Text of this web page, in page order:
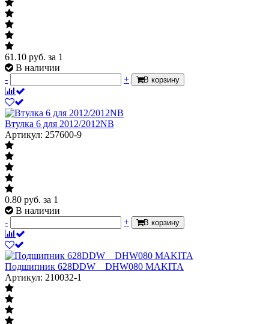
61.10 руб. за 1
В наличии
-
+ В корзину
Втулка 6 для 2012/2012NB
Артикул: 257600-9
0.80 руб. за 1
В наличии
-
+ В корзину
Подшипник 628DDW__DHW080 MAKITA
Артикул: 210032-1